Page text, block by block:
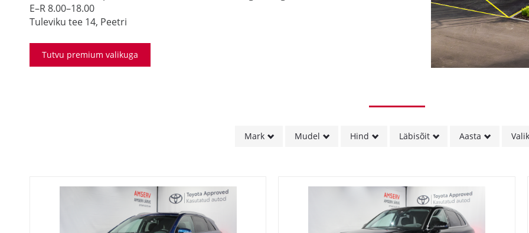
E–R 8.00–18.00
Tuleviku tee 14, Peetri
Tutvu premium valikuga
Mark Mudel Hind Läbisõit Aasta